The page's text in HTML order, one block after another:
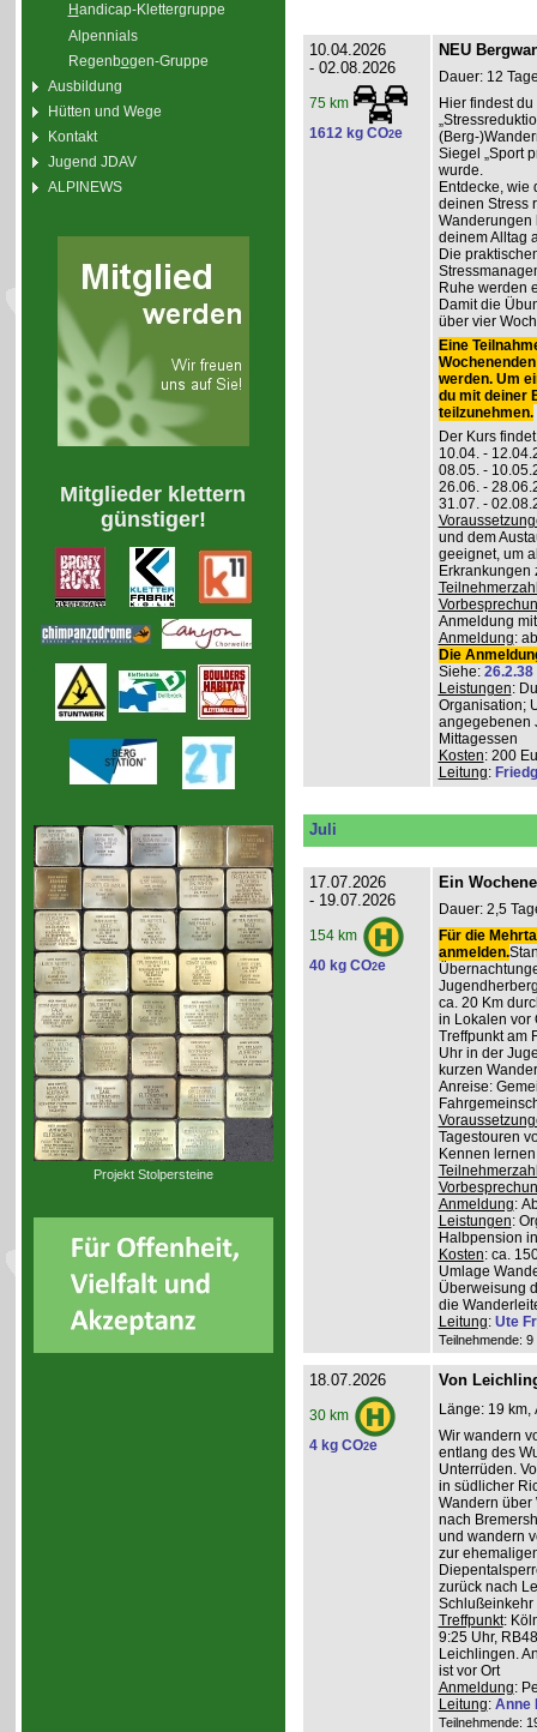
Handicap-Klettergruppe
Alpennials
Regenbogen-Gruppe
Ausbildung
Hütten und Wege
Kontakt
Jugend JDAV
ALPINEWS
Mitglieder klettern
günstiger!
Projekt Stolpersteine
10.04.2026
- 02.08.2026
75 km
1612 kg CO2e
NEU
Dauer: 12
Hier findest
(Berg-
Siegel „Sport
wurde.
Entdecke, wie
deinen Stress
Wanderungen
deinem Alltag
Die
Ruhe werden
Damit die
über vier
Eine
werden. Um
du mit deiner
teilzunehmen.
Der Kurs
10.04. -
08.05. -
26.06. -
31.07. -
und dem
geeignet, um
Erkrankungen
Anmeldung
Anmeldung:
Die
Siehe:
Leistungen:
Organisation;
angegebenen
Mittagessen
Kosten: 200
Leitung:
Juli
17.07.2026
- 19.07.2026
154 km
40 kg CO2e
Ein
Dauer: 2,5
Für die
anmelden.
ca. 20 Km
in Lokalen vor
Treffpunkt am
Uhr in der
kurzen
Anreise:
Tagestouren
Kennen
Anmeldung:
Leistungen:
Halbpension
Kosten: ca.
Umlage
Überweisung
die
Leitung: Ute
Teilnehmende:
18.07.2026
30 km
4 kg CO2e
Von
Länge: 19 km,
Wir wandern
entlang des
Unterrüden.
in südlicher
Wandern über
nach
und wandern
zur
zurück nach
Schlußeinkehr
Treffpunkt:
9:25 Uhr,
Leichlingen.
ist vor Ort
Anmeldung:
Leitung: Anne
Teilnehmende: